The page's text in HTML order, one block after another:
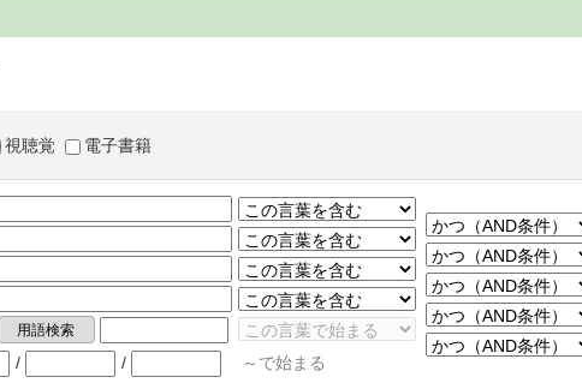
視聴覚 電子書籍
/ / ～で始まる